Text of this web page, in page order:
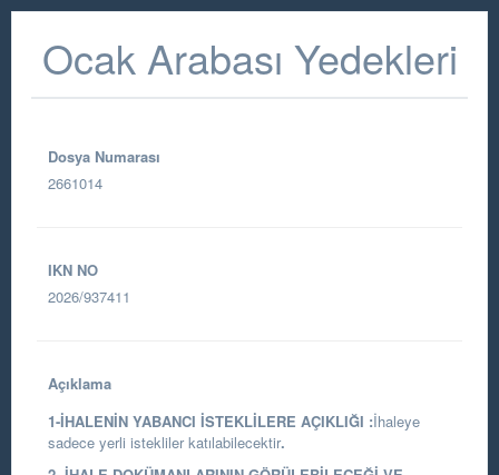
Ocak Arabası Yedekleri
Dosya Numarası
2661014
IKN NO
2026/937411
Açıklama
1-İHALENİN YABANCI İSTEKLİLERE AÇIKLIĞI :İhaleye
sadece yerli istekliler katılabilecektir.